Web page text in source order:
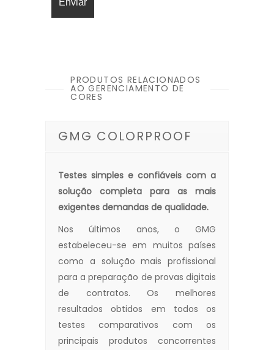
PRODUTOS RELACIONADOS
AO GERENCIAMENTO DE
CORES
GMG COLORPROOF
Testes simples e confiáveis ​​com a
solução completa para as mais
exigentes demandas de qualidade.
Nos últimos anos, o GMG
estabeleceu-se em muitos países
como a solução mais profissional
para a preparação de provas digitais
de contratos. Os melhores
resultados obtidos em todos os
testes comparativos com os
principais produtos concorrentes